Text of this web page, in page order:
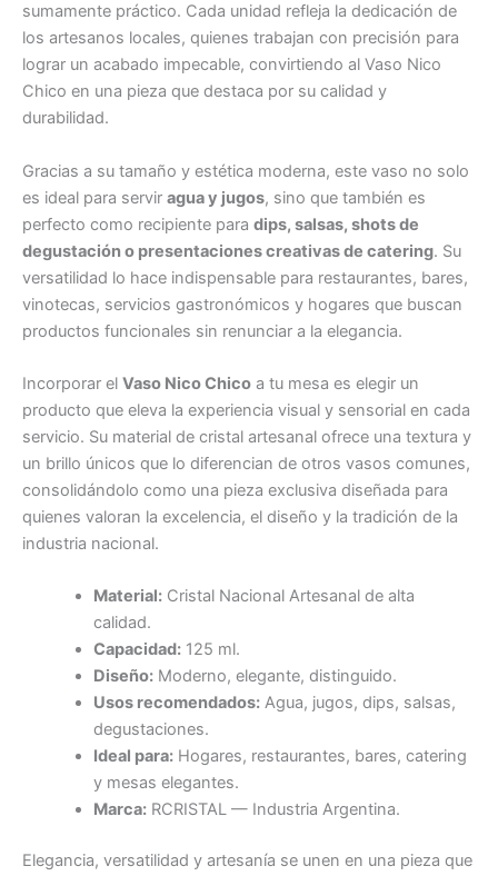
sumamente práctico. Cada unidad refleja la dedicación de
los artesanos locales, quienes trabajan con precisión para
lograr un acabado impecable, convirtiendo al Vaso Nico
Chico en una pieza que destaca por su calidad y
durabilidad.
Gracias a su tamaño y estética moderna, este vaso no solo
es ideal para servir agua y jugos, sino que también es
perfecto como recipiente para dips, salsas, shots de
degustación o presentaciones creativas de catering. Su
versatilidad lo hace indispensable para restaurantes, bares,
vinotecas, servicios gastronómicos y hogares que buscan
productos funcionales sin renunciar a la elegancia.
Incorporar el Vaso Nico Chico a tu mesa es elegir un
producto que eleva la experiencia visual y sensorial en cada
servicio. Su material de cristal artesanal ofrece una textura y
un brillo únicos que lo diferencian de otros vasos comunes,
consolidándolo como una pieza exclusiva diseñada para
quienes valoran la excelencia, el diseño y la tradición de la
industria nacional.
Material:Cristal Nacional Artesanal de alta
calidad.
Capacidad:125 ml.
Diseño:Moderno, elegante, distinguido.
Usos recomendados:Agua, jugos, dips, salsas,
degustaciones.
Ideal para:Hogares, restaurantes, bares, catering
y mesas elegantes.
Marca:RCRISTAL — Industria Argentina.
Elegancia, versatilidad y artesanía se unen en una pieza que